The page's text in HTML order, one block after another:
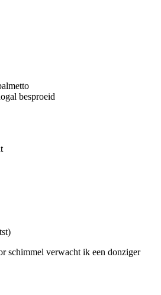
besproeid
schimmel verwacht ik een donziger